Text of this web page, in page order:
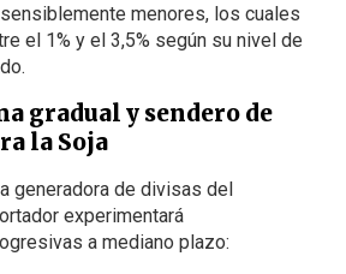
menores, los cuales
el 1% y el 3,5% según su nivel de
gradual y sendero de
la Soja
generadora de divisas del
experimentará
a mediano plazo: